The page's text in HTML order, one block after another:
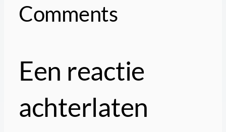
Comments
Een reactie
achterlaten